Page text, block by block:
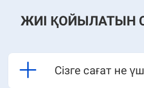
ЖИІ ҚОЙЫЛАТЫН
Сізге сағат не